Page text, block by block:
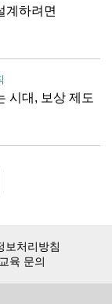
계하려면
시대, 보상 제도
보처리방침
육 문의